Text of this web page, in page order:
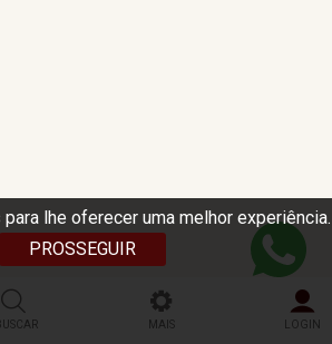
lhe oferecer uma melhor experiência.
PROSSEGUIR
MAIS LOGIN